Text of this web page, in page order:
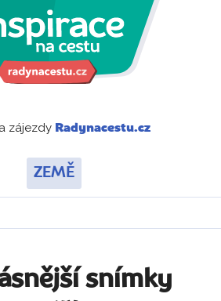
zájezdy Radynacestu.cz
ZEMĚ
snímky